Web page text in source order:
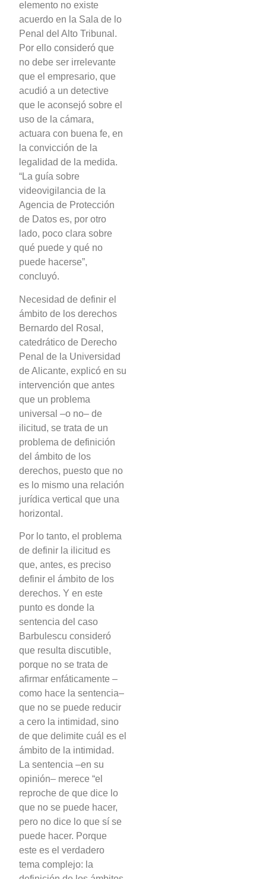
elemento no existe
acuerdo en la Sala de lo
Penal del Alto Tribunal.
Por ello consideró que
no debe ser irrelevante
que el empresario, que
acudió a un detective
que le aconsejó sobre el
uso de la cámara,
actuara con buena fe, en
la convicción de la
legalidad de la medida.
“La guía sobre
videovigilancia de la
Agencia de Protección
de Datos es, por otro
lado, poco clara sobre
qué puede y qué no
puede hacerse”,
concluyó.
Necesidad de definir el
ámbito de los derechos
Bernardo del Rosal,
catedrático de Derecho
Penal de la Universidad
de Alicante, explicó en su
intervención que antes
que un problema
universal –o no– de
ilicitud, se trata de un
problema de definición
del ámbito de los
derechos, puesto que no
es lo mismo una relación
jurídica vertical que una
horizontal.
Por lo tanto, el problema
de definir la ilicitud es
que, antes, es preciso
definir el ámbito de los
derechos. Y en este
punto es donde la
sentencia del caso
Barbulescu consideró
que resulta discutible,
porque no se trata de
afirmar enfáticamente –
como hace la sentencia–
que no se puede reducir
a cero la intimidad, sino
de que delimite cuál es el
ámbito de la intimidad.
La sentencia –en su
opinión– merece “el
reproche de que dice lo
que no se puede hacer,
pero no dice lo que sí se
puede hacer. Porque
este es el verdadero
tema complejo: la